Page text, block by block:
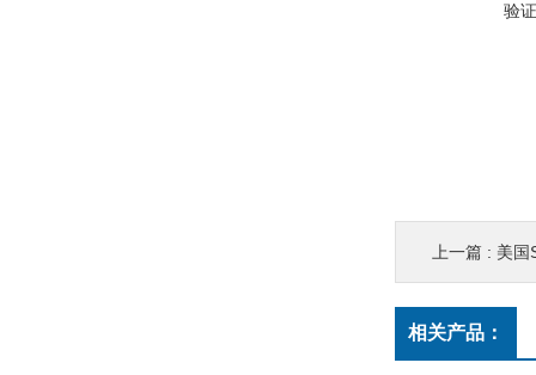
验
上一篇 : 美国
相关产品：